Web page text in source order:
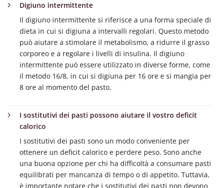
ha
più
varianti.
Le
opzioni
possono
essere
scelte
pagina
del
Digiuno intermittente
Il digiuno intermittente si riferisce a una forma speciale di
dieta in cui si digiuna a intervalli regolari. Questo metodo
può aiutare a stimolare il metabolismo, a ridurre il grasso
corporeo e a regolare i livelli di insulina. Il digiuno
intermittente può essere utilizzato in diverse forme, come
il metodo 16/8, in cui si digiuna per 16 ore e si mangia per
8 ore al momento del pasto.
I sostitutivi dei pasti possono aiutare il vostro deficit
calorico
I sostitutivi dei pasti sono un modo conveniente per
ottenere un deficit calorico e perdere peso. Sono anche
una buona opzione per chi ha difficoltà a consumare pasti
equilibrati per mancanza di tempo o di appetito. Tuttavia,
è importante notare che i sostitutivi dei pasti non devono